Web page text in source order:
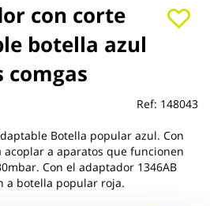
con corte
botella azul
comgas
Ref: 148043
Botella popular azul. Con
a aparatos que funcionen
Con el adaptador 1346AB
a botella popular roja.